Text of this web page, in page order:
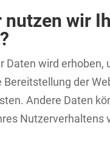
nutzen wir
Daten wird erhoben,
Bereitstellung der
Andere Daten
Nutzerverhaltens